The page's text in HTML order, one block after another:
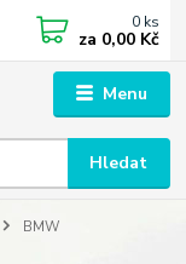
Menu
Hledat
0 ks
za 0,00 Kč
BMW